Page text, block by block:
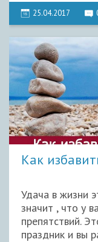
25.04.2017
Как
Удача в жизни
значит , что у
препятствий.
праздник и вы